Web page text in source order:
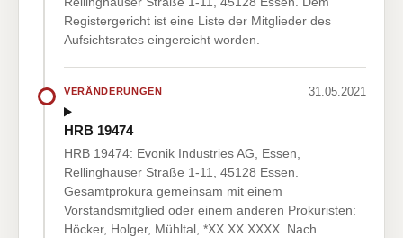
Registergericht ist eine Liste der Mitglieder des
Aufsichtsrates eingereicht worden.
VERÄNDERUNGEN 31.05.2021
HRB 19474
HRB 19474: Evonik Industries AG, Essen,
Rellinghauser Straße 1-11, 45128 Essen.
Gesamtprokura gemeinsam mit einem
Vorstandsmitglied oder einem anderen Prokuristen:
Höcker, Holger, Mühltal, *XX.XX.XXXX. Nach …